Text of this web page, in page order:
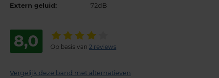
Extern geluid: 72dB
8,0 Op basis van 2 reviews
Vergelijk deze band met alternatieven